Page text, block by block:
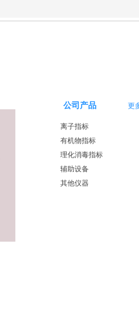
公司产品 更
离子指标
有机物指标
理化消毒指标
辅助设备
其他仪器